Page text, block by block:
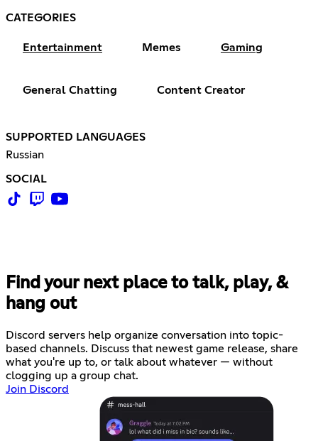
CATEGORIES
Entertainment Memes Gaming
General Chatting Content Creator
SUPPORTED LANGUAGES
Russian
SOCIAL
Find your next place to talk, play, &
hang out
Discord servers help organize conversation into topic-
based channels. Discuss that newest game release, share
what you're up to, or talk about whatever — without
clogging up a group chat.
Join Discord